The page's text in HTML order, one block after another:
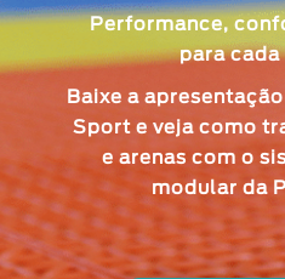
Performance,
para
Baixe a
Sporte veja como
e arenas com o
modular da